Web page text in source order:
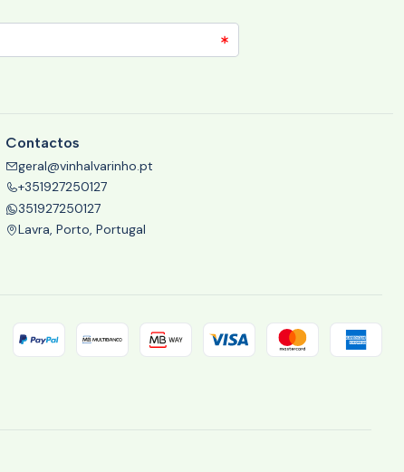
Contactos
geral@vinhalvarinho.pt
+351927250127
351927250127
Lavra, Porto, Portugal